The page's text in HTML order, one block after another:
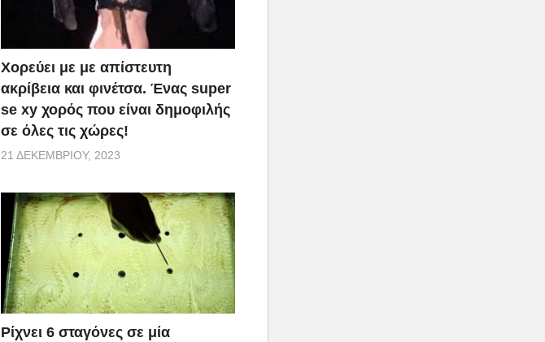
Χορεύει με με απίστευτη
ακρίβεια και φινέτσα. Ένας super
se xy χορός που είναι δημοφιλής
σε όλες τις χώρες!
21 ΔΕΚΕΜΒΡΊΟΥ, 2023
Ρίχνει 6 σταγόνες σε μία